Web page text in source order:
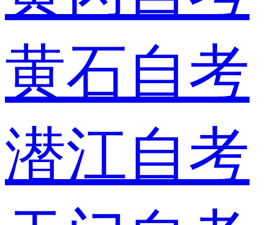
黄石自考
潜江自考